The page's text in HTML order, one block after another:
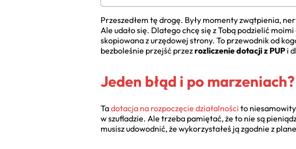
Przeszedłem tę drogę. Były momenty zwątpienia,
Ale udało się. Dlatego chcę się z Tobą podzielić
skopiowana z urzędowej strony. To przewodnik od
bezboleśnie przejść przezrozliczenie dotacji z PUP i
Jeden błąd i po
Tadotacja na rozpoczęcie działalności to
w szufladzie. Ale trzeba pamiętać, że to nie są
musisz udowodnić, że wykorzystałeś ją zgodnie z